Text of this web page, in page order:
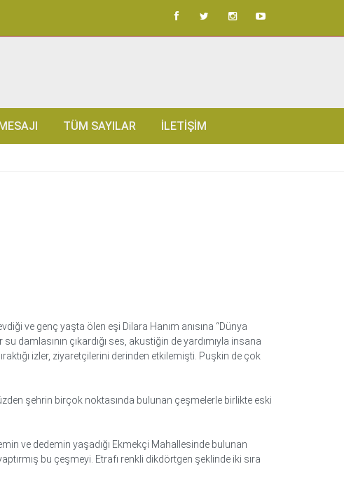
TÜM SAYILAR İLETIŞIM
ve genç yaşta ölen eşi Dilara Hanım anısına “Dünya
damlasının çıkardığı ses, akustiğin de yardımıyla insana
izler, ziyaretçilerini derinden etkilemişti. Puşkin de çok
şehrin birçok noktasında bulunan çeşmelerle birlikte eski
ve dedemin yaşadığı Ekmekçi Mahallesinde bulunan
bu çeşmeyi. Etrafı renkli dikdörtgen şeklinde iki sıra